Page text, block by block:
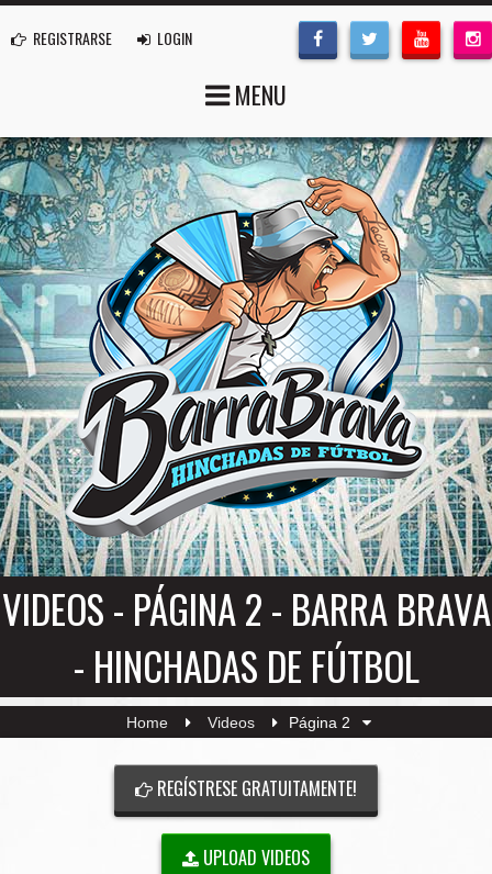
REGISTRARSE LOGIN
MENU
VIDEOS - PÁGINA 2 - BARRA BRAVA
- HINCHADAS DE FÚTBOL
Home Videos Página 2
REGÍSTRESE GRATUITAMENTE!
UPLOAD VIDEOS